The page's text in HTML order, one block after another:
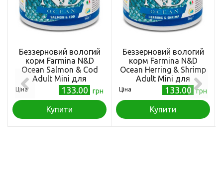
Беззерновий вологий
корм Farmina N&D
Ocean Salmon & Cod
Adult Mini для
дорослих собак дрібних
порід, з лососем і
тріскою, 140 г
Ціна 133.00 грн
Купити
Беззерновий вологий
корм Farmina N&D
Ocean Herring & Shrimp
Adult Mini для
дорослих собак дрібних
порід, з оселедцем,
тріскою, тунцем і
креветкою, 140 г
Ціна 133.00 грн
Купити